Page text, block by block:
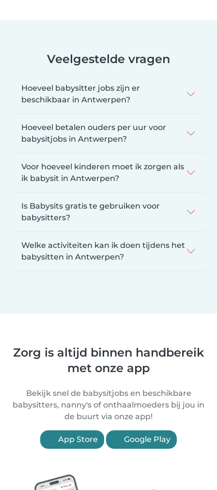
Veelgestelde vragen
Hoeveel babysitter jobs zijn er
beschikbaar in Antwerpen?
Hoeveel betalen ouders per uur voor
babysitjobs in Antwerpen?
Voor hoeveel kinderen moet ik zorgen als
ik babysit in Antwerpen?
Is Babysits gratis te gebruiken voor
babysitters?
Welke activiteiten kan ik doen tijdens het
babysitten in Antwerpen?
Zorg is altijd binnen handbereik
met onze app
Bekijk snel de babysitjobs en beschikbare
babysitters, nanny's of onthaalmoeders bij jou in
de buurt via onze app!
App Store Google Play